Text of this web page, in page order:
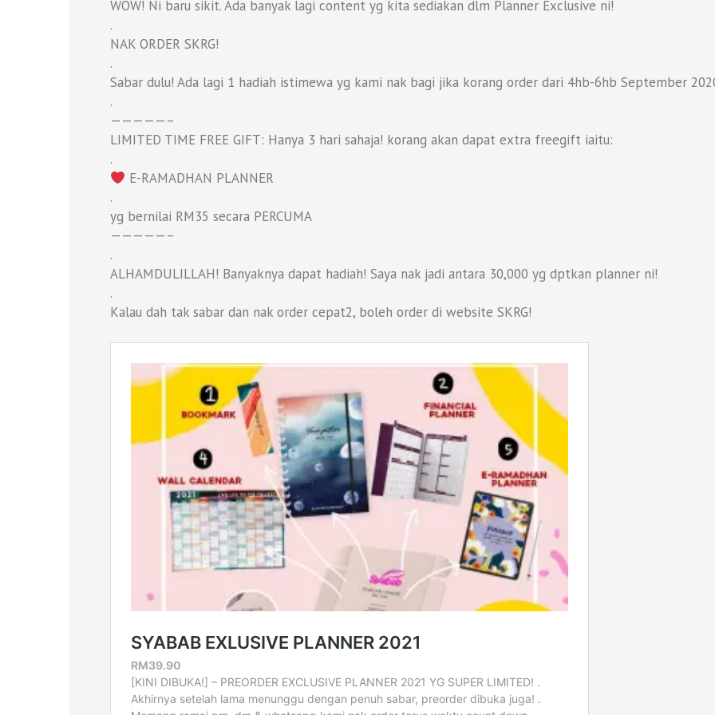
WOW! Ni baru sikit. Ada banyak lagi content yg kita sediakan dlm Planner Exclusive ni!
.
NAK ORDER SKRG!
.
Sabar dulu! Ada lagi 1 hadiah istimewa yg kami nak bagi jika korang order dari 4hb-6hb September
.
—————–
LIMITED TIME FREE GIFT: Hanya 3 hari sahaja! korang akan dapat extra freegift iaitu:
.
E-RAMADHAN PLANNER
.
yg bernilai RM35 secara PERCUMA
—————–
.
ALHAMDULILLAH! Banyaknya dapat hadiah! Saya nak jadi antara 30,000 yg dptkan planner ni!
.
Kalau dah tak sabar dan nak order cepat2, boleh order di website SKRG!